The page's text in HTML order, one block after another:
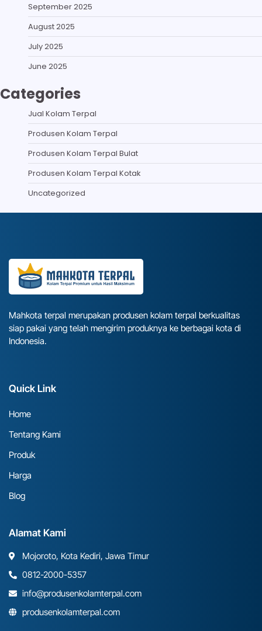
September 2025
August 2025
July 2025
June 2025
Categories
Jual Kolam Terpal
Produsen Kolam Terpal
Produsen Kolam Terpal Bulat
Produsen Kolam Terpal Kotak
Uncategorized
Mahkota terpal merupakan produsen kolam terpal berkualitas
siap pakai yang telah mengirim produknya ke berbagai kota di
Indonesia.
Quick Link
Home
Tentang Kami
Produk
Harga
Blog
Alamat Kami
Mojoroto, Kota Kediri, Jawa Timur
0812-2000-5357
info@produsenkolamterpal.com
produsenkolamterpal.com